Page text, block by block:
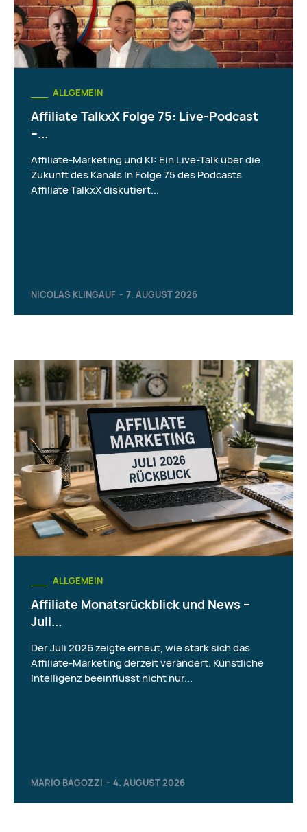
ALLGEMEIN
Affiliate TalkxX Folge 75: Live-Podcast
–...
NICOLAS KLINGAUF - 7. AUGUST 2026
Affiliate-Marketing und KI: Ein Live-Talk über die
Zukunft des Kanals In Folge 75 des Podcasts
Affiliate TalkxX diskutiert...
ALLGEMEIN
Affiliate Monatsrückblick und News –
Juli...
MARIO BAGOZZI - 4. AUGUST 2026
Der Juli 2026 zeigte erneut, wie stark sich das
Affiliate-Marketing derzeit verändert. Künstliche
Intelligenz beeinflusst nicht nur...